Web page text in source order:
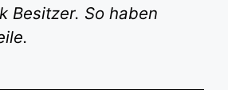
Besitzer. So haben